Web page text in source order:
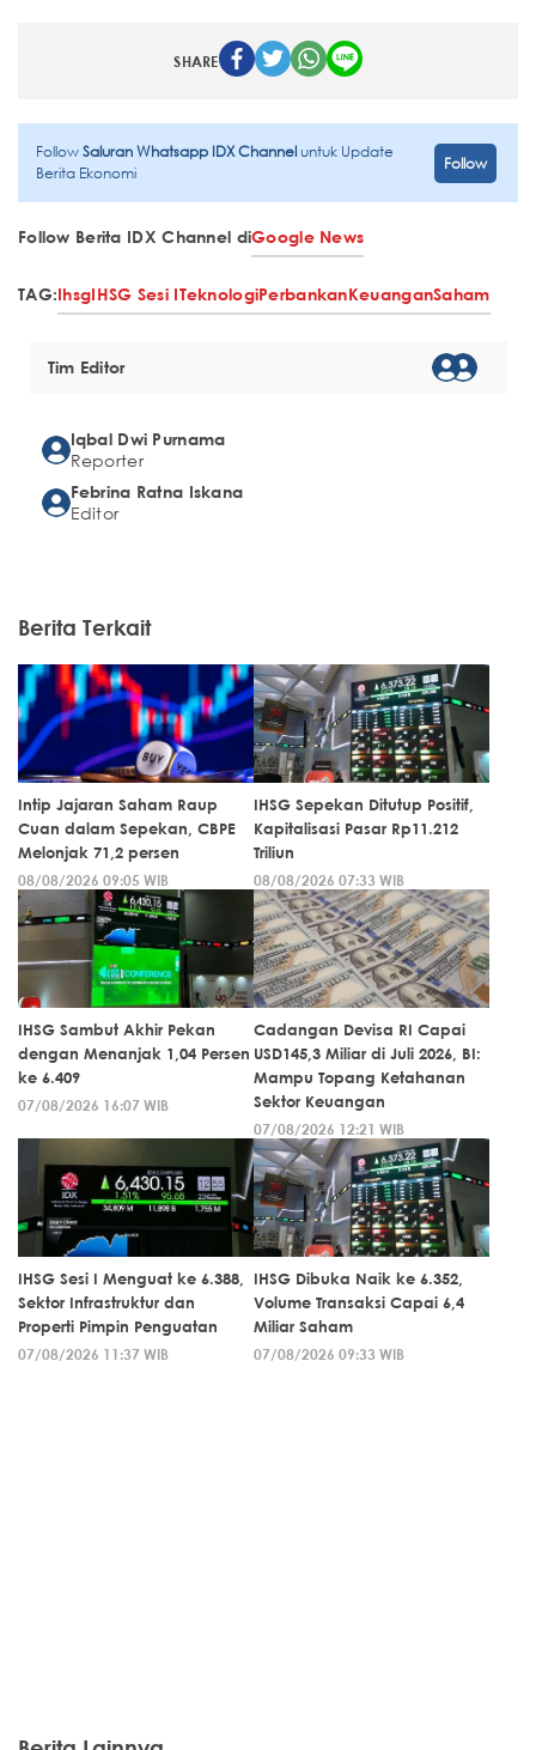
SHARE
FollowSaluran Whatsapp IDX Channeluntuk Update
Berita Ekonomi
Follow
Follow Berita IDX Channel diGoogle News
TAG:IhsgIHSG Sesi ITeknologiPerbankanKeuanganSaham
Tim Editor
Iqbal Dwi Purnama
Reporter
Febrina Ratna Iskana
Editor
Berita Terkait
Intip Jajaran Saham Raup
Cuan dalam Sepekan, CBPE
Melonjak 71,2 persen
08/08/2026 09:05 WIB
IHSG Sepekan Ditutup Positif,
Kapitalisasi Pasar Rp11.212
Triliun
08/08/2026 07:33 WIB
IHSG Sambut Akhir Pekan
dengan Menanjak 1,04 Persen
ke 6.409
07/08/2026 16:07 WIB
Cadangan Devisa RI Capai
USD145,3 Miliar di Juli 2026, BI:
Mampu Topang Ketahanan
Sektor Keuangan
07/08/2026 12:21 WIB
IHSG Sesi I Menguat ke 6.388,
Sektor Infrastruktur dan
Properti Pimpin Penguatan
07/08/2026 11:37 WIB
IHSG Dibuka Naik ke 6.352,
Volume Transaksi Capai 6,4
Miliar Saham
07/08/2026 09:33 WIB